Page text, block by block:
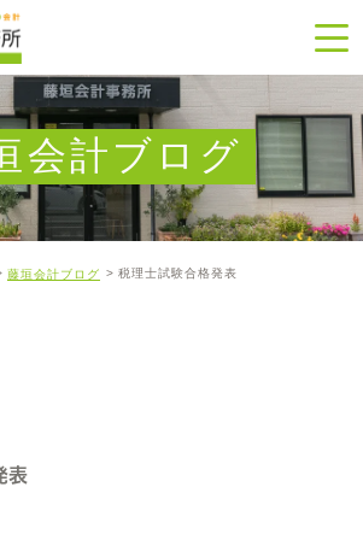
会計ブログ
藤垣会計ブログ 税理士試験合格発表
表